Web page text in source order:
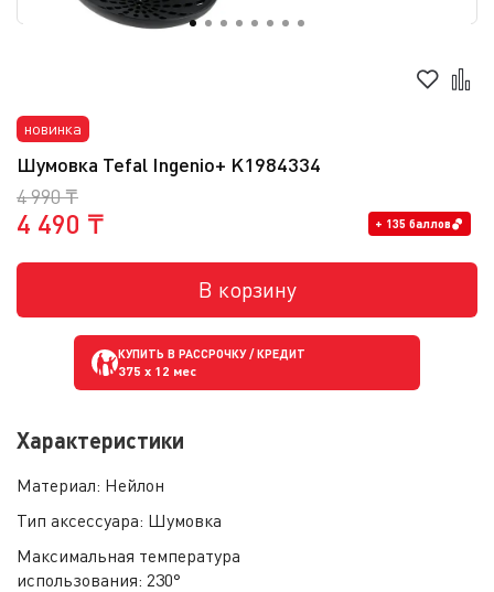
новинка
Шумовка Tefal Ingenio+ K1984334
4 990 ₸
4 490 ₸ + 135 баллов
В корзину
КУПИТЬ В РАССРОЧКУ / КРЕДИТ
375 x 12 мес
Характеристики
Материал: Нейлон
Тип аксессуара: Шумовка
Максимальная температура
использования: 230°